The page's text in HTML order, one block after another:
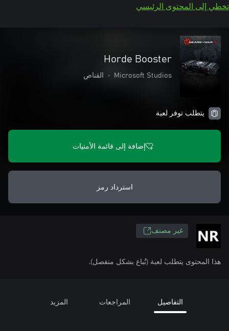
تخطي إلى المحتوى الرئيسي
Horde Booster
Microsoft Studios
• القناص
يتطلب توفر لعبة
إضافة إلى قائمة الأمنيات
استرداد رمز
غير مصنف
هذا المحتوى يتطلب لعبة (تُباع بشكل منفصل).
التفاصيل المراجعات المزيد